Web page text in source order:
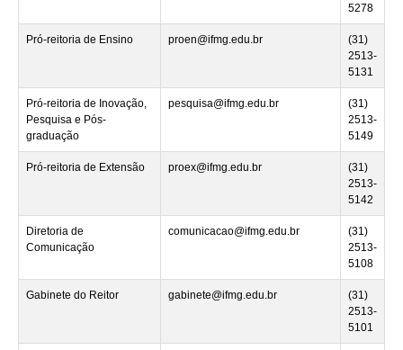
5278
Pró-reitoria de Ensino proen@ifmg.edu.br
(31)
2513-
5131
Pró-reitoria de Inovação,
Pesquisa e Pós-
graduação
pesquisa@ifmg.edu.br
(31)
2513-
5149
Pró-reitoria de Extensão proex@ifmg.edu.br
(31)
2513-
5142
Diretoria de
Comunicação
comunicacao@ifmg.edu.br
(31)
2513-
5108
Gabinete do Reitor gabinete@ifmg.edu.br
(31)
2513-
5101